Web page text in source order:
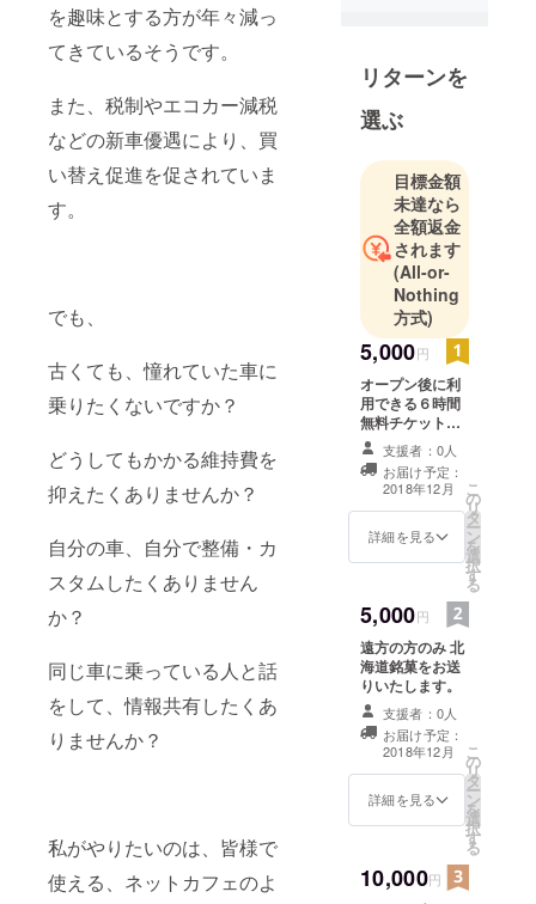
を趣味とする方が年々減っ
てきているそうです。
また、税制やエコカー減税
などの新車優遇により、買
い替え促進を促されていま
す。
でも、
古くても、憧れていた車に
乗りたくないですか？
どうしてもかかる維持費を
抑えたくありませんか？
自分の車、自分で整備・カ
スタムしたくありません
か？
同じ車に乗っている人と話
をして、情報共有したくあ
りませんか？
私がやりたいのは、皆様で
使える、ネットカフェのよ
リターンを
選ぶ
目標金額
未達なら
全額返金
されます
(All-or-
Nothing
方式)
5,000円
オープン後に利
用できる６時間
無料チケットを
差し上げます
支援者：0人
お届け予定：
2018年12月
詳細を見る
こ
の
リ
タ
ー
ン
を
選
択
す
る
5,000円
遠方の方のみ 北
海道銘菓をお送
りいたします。
支援者：0人
お届け予定：
2018年12月
詳細を見る
こ
の
リ
タ
ー
ン
を
選
択
す
る
10,000円